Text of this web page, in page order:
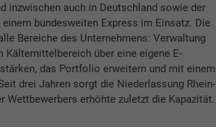
inzwischen auch in Deutschland sowie der
bundesweiten Express im Einsatz. Die
Bereiche des Unternehmens: Verwaltung
über eine eigene E-
das Portfolio erweitern und mit einem
drei Jahren sorgt die Niederlassung Rhein-
Wettbewerbers erhöhte zuletzt die Kapazität.